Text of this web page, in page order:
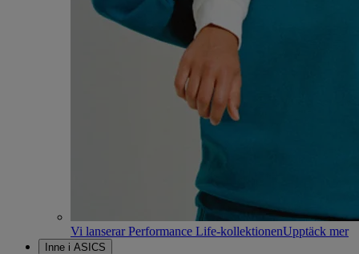
Vi lanserar Performance Life-kollektionenUpptäck mer
Inne i ASICS